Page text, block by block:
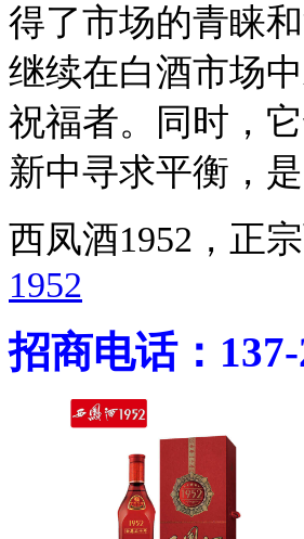
得了市场的青睐
继续在白酒市场
祝福者。同时，
新中寻求平衡，
西凤酒1952，正
1952
招商电话：